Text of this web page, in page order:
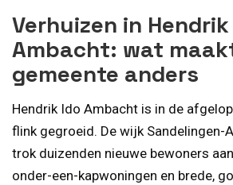
Verhuizen in
Ambacht: wat
gemeente anders
Hendrik Ido Ambacht is in de
flink gegroeid. De wijk Sandelingen-
trok duizenden nieuwe bewoners
onder-een-kapwoningen en brede,